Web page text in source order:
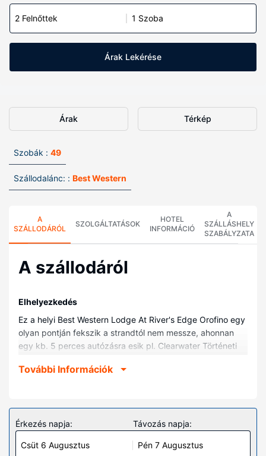
2 Felnőttek 1 Szoba
Árak Lekérése
Árak Térkép
Szobák : 49
Szállodalánc: : Best Western
A
SZÁLLODÁRÓL
SZOLGÁLTATÁSOK
HOTEL
INFORMÁCIÓ
A
SZÁLLÁSHELY
SZABÁLYZATA
A szállodáról
Elhelyezkedés
Ez a helyi Best Western Lodge At River's Edge Orofino egy
olyan pontján fekszik a strandtól nem messze, ahonnan
egy kb. 5 perces autózásra esik pl. Clearwater Történeti
kb. 2 km-re található Clearwater Valley Kórház és Klinikák,
Helyezze magát kényelembe a(z) 49 légkondicionált
szoba egyikében, melyekben mikrohullámú sütők és LCD-
televíziók is található. Kapcsolatban maradhat barátaival,
További Információk
Érkezés napja:
Csüt 6 Augusztus
Távozás napja:
Pén 7 Augusztus